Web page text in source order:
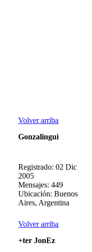
Volver arriba
Gonzalingui
Registrado: 02 Dic
2005
Mensajes: 449
Ubicación: Buenos
Aires, Argentina
Volver arriba
+ter JonEz